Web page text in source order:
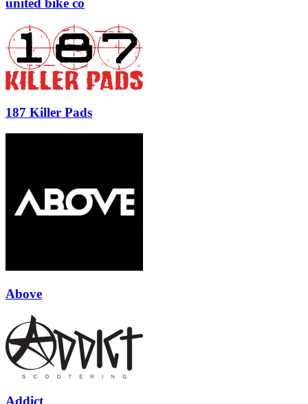
united bike co
187 Killer Pads
Above
Addict